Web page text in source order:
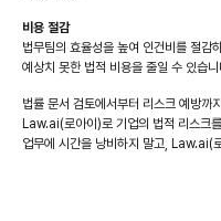
비용 절감
법무팀의 효율성을 높여 인건비를 절감
예상치 못한 법적 비용을 줄일 수 있습
법률 문서 검토에서부터 리스크 예방까
Law.ai(로아이)로 기업의 법적 리스크
업무에 시간을 낭비하지 말고, Law.ai(